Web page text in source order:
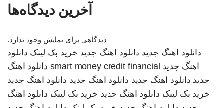
آخرین دیدگاه‌ها
دیدگاهی برای نمایش وجود ندارد.
دانلود اهنگ جدید دانلود اهنگ جدید خرید بک لینک دانلود
اهنگ جدید smart money credit financial دانلود اهنگ
جدید دانلود اهنگ جدید دانلود اهنگ جدید دانلود اهنگ جدید
خرید بک لینک دانلود اهنگ جدید خرید بک لینک دانلود اهنگ